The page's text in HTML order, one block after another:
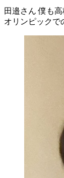
田邉さん 僕も高
オリンピックで